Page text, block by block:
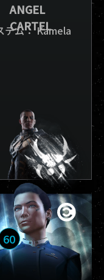
テム：Kamela
トを表示
ANGEL
CARTEL
60